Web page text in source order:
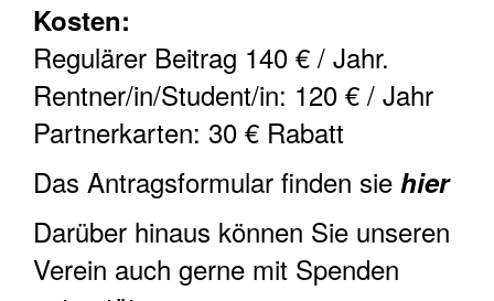
Kosten:
Regulärer Beitrag 140 € / Jahr.
Rentner/in/Student/in: 120 € / Jahr
Partnerkarten: 30 € Rabatt
Das Antragsformular finden sie hier
Darüber hinaus können Sie unseren
Verein auch gerne mit Spenden